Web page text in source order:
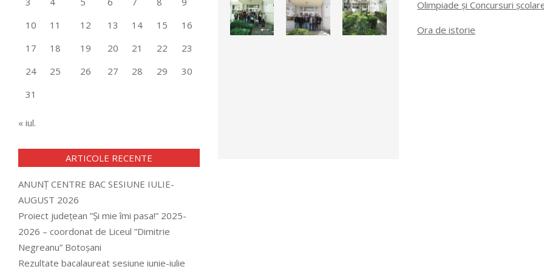
10
11 12 13 14 15
16
17
18 19 20 21 22
23
24
25 26 27 28 29
30
31
« iul.
ARTICOLE RECENTE
ANUNȚ CENTRE BAC SESIUNE IULIE-
AUGUST 2026
Proiect județean ”Și mie îmi pasa!” 2025-
2026 – coordonat de Liceul ”Dimitrie
Negreanu” Botoșani
Rezultate bacalaureat sesiune iunie-iulie
Olimpiade și Concursuri
Ora de istorie